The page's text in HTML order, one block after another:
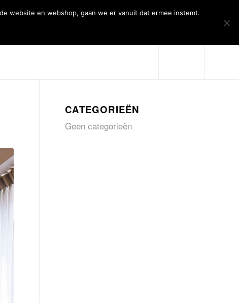
CATEGORIEËN
Geen categorieën
website en webshop, gaan we er vanuit dat ermee instemt.